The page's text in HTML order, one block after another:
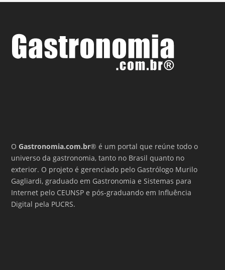
OGastronomia.com.br® é um portal que reúne todo o
universo da gastronomia, tanto no Brasil quanto no
exterior. O projeto é gerenciado pelo Gastrólogo Murilo
Gagliardi, graduado em Gastronomia e Sistemas para
Internet pelo CEUNSP e pós-graduando em Influência
Digital pela PUCRS.